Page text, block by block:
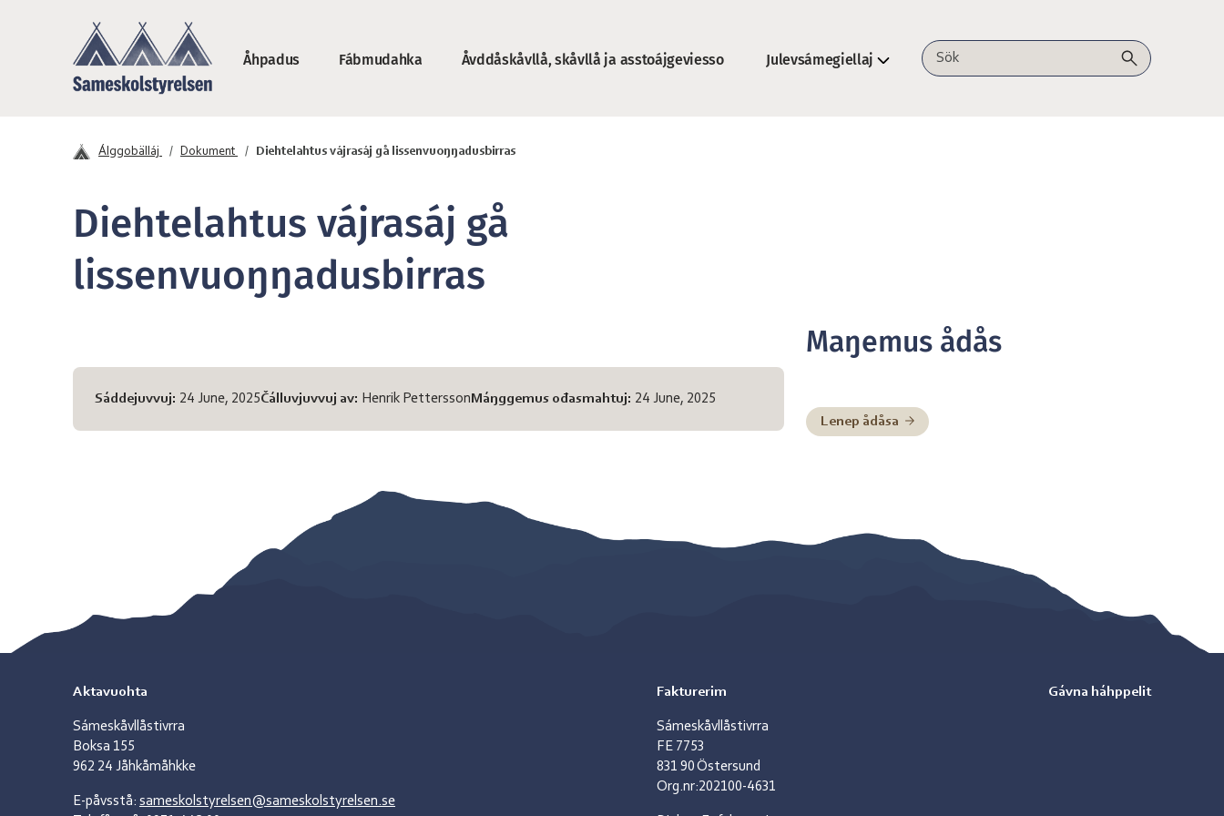
Sámeskåvllåstivrra
Åhpadus Fábmudahka Åvddåskåvllå, skåvllå ja asstoájgeviesso Julevsámegiellaj Sök på webbplatsen
Álggobälláj Dokument Diehtelahtus vájrasáj gå lissenvuoŋŋadusbirras
Diehtelahtus vájrasáj gå
lissenvuoŋŋadusbirras
Sivvas diehtot
Sáddejuvvuj: 24 June, 2025Čálluvjuvvuj av: Henrik Pettersson Máŋggemus ođasmahtuj: 24 June, 2025
Maŋemus ådås
Lenep ådåsa
Aktavuohta
Sámeskåvllåstivrra
Boksa 155
962 24 Jåhkåmåhkke
E-påvsstå: sameskolstyrelsen@sameskolstyrelsen.se
Fakturerim
Sámeskåvllåstivrra
FE 7753
831 90 Östersund
Org.nr:202100-4631
Gávna háhppelit